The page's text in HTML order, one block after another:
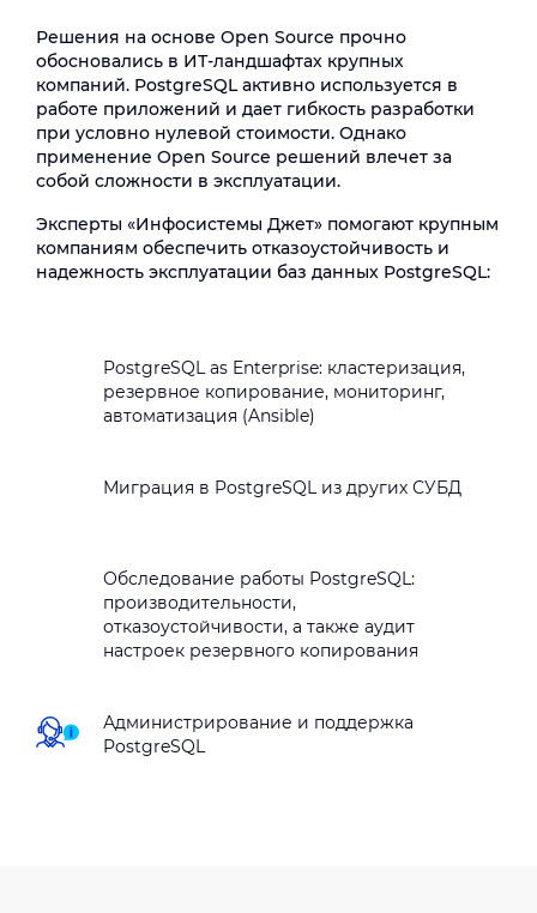
Решения на основе Open Source прочно
обосновались в ИТ-ландшафтах крупных
компаний. PostgreSQL активно используется в
работе приложений и дает гибкость разработки
при условно нулевой стоимости. Однако
применение Open Source решений влечет за
собой сложности в эксплуатации.
Эксперты «Инфосистемы Джет» помогают крупным
компаниям обеспечить отказоустойчивость и
надежность эксплуатации баз данных PostgreSQL:
PostgreSQL as Enterprise: кластеризация,
резервное копирование, мониторинг,
автоматизация (Ansible)
Миграция в PostgreSQL из других СУБД
Обследование работы PostgreSQL:
производительности,
отказоустойчивости, а также аудит
настроек резервного копирования
Администрирование и поддержка
PostgreSQL